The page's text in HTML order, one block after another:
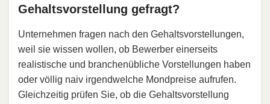
Gehaltsvorstellung gefragt?
Unternehmen fragen nach den Gehaltsvorstellungen,
weil sie wissen wollen, ob Bewerber einerseits
realistische und branchenübliche Vorstellungen haben
oder völlig naiv irgendwelche Mondpreise aufrufen.
Gleichzeitig prüfen Sie, ob die Gehaltsvorstellung